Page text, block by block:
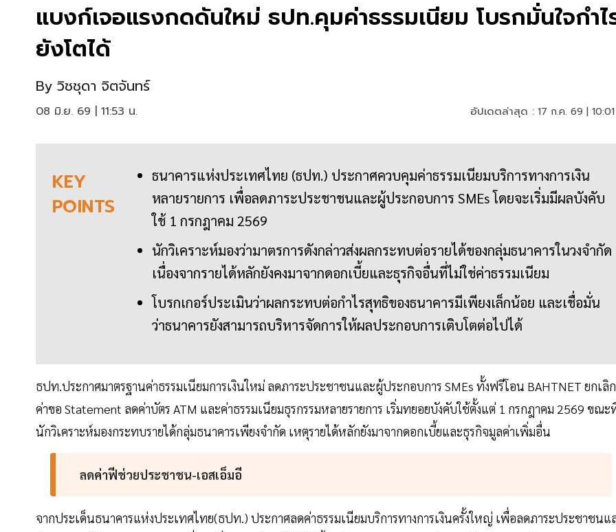
แบงก์เจอแรงกดดันใหม่ ธปท.คุมค่าธรรมเนียม โบรกมั่นใจกำไ
ยังโตได้
By วิชชุดา จิตจันทร์
08 มิ.ย. 69 | 11:53 น. อัปเดตล่าสุด : 17 ก.ค. 69 |
KEY
POINTS
ธนาคารแห่งประเทศไทย (ธปท.) ประกาศควบคุมค่าธรรมเนียมบริการทางการเงิน
หลายรายการ เพื่อลดภาระประชาชนและผู้ประกอบการ SMEs โดยจะเริ่มมีผลบังคับ
ใช้ 1 กรกฎาคม 2569
นักวิเคราะห์มองว่ามาตรการดังกล่าวส่งผลกระทบต่อรายได้ของกลุ่มธนาคารในวงจำกัด
เนื่องจากรายได้หลักยังคงมาจากดอกเบี้ยและธุรกิจอื่นที่ไม่ใช่ค่าธรรมเนียม
โบรกเกอร์ประเมินว่าผลกระทบต่อกำไรสุทธิของธนาคารมีเพียงเล็กน้อย และเชื่อมั่น
ว่าธนาคารยังสามารถบริหารจัดการให้ผลประกอบการเติบโตต่อไปได้
ธปท.ประกาศมาตรฐานค่าธรรมเนียมการเงินใหม่ ลดภาระประชาชนและผู้ประกอบการ SMEs ทั้งฟรีโอน BAHTNET ยกเลิก
ค่าขอ Statement ลดค่าบัตร ATM และค่าธรรมเนียมธุรกรรมหลายรายการ เริ่มทยอยบังคับใช้ตั้งแต่ 1 กรกฎาคม 2569 ขณะ
นักวิเคราะห์มองกระทบรายได้กลุ่มธนาคารเพียงจำกัด เหตุรายได้หลักยังมาจากดอกเบี้ยและธุรกิจมูลค่าเพิ่มอื่น
ลดค่าฟีช่วยประชาชน-เอสเอ็มอี
จากประเด็นธนาคารแห่งประเทศไทย(ธปท.) ประกาศลดค่าธรรมเนียมบริการทางการเงินครั้งใหญ่ เพื่อลดภาระประชาชนแ